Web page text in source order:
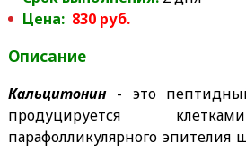
Цена: 830 руб.
Описание
Кальцитонин- это
продуцируется
парафолликулярного